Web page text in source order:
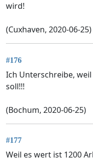
wird!
(Cuxhaven, 2020-06-25)
#176
Ich Unterschreibe,
soll!!!
(Bochum, 2020-06-25)
#177
Weil es wert ist 1200